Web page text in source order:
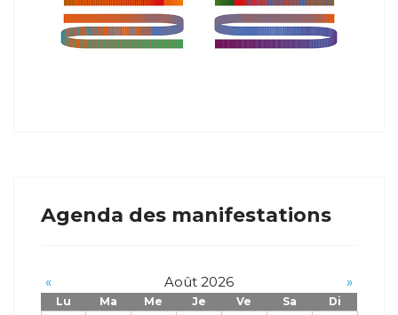
Agenda des manifestations
« Août 2026 »
Lu Ma Me Je Ve Sa
Di